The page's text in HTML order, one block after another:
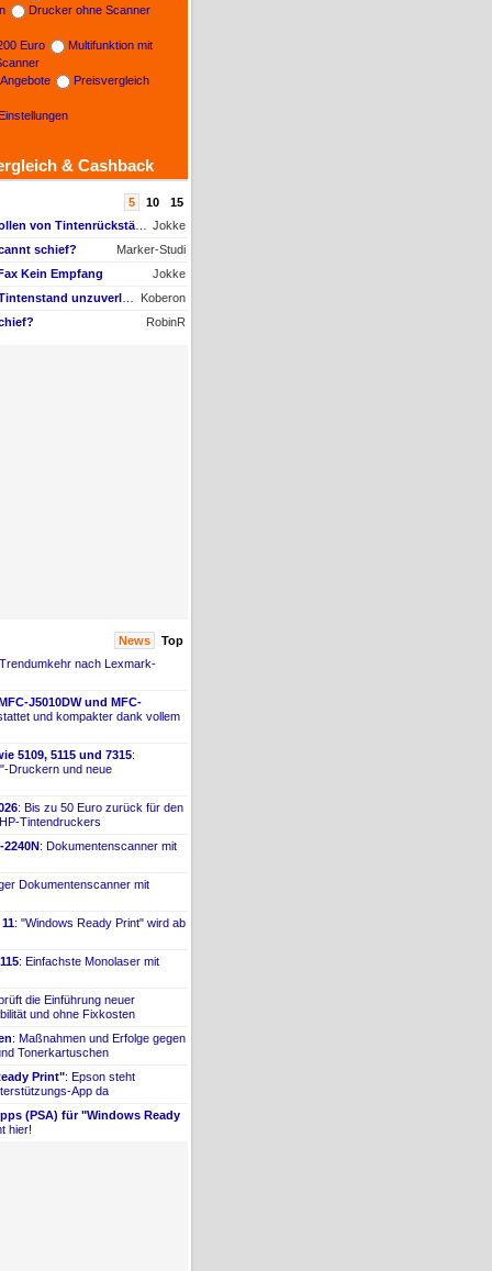
Drucker ohne Scanner
Euro
Multifunktion mit
Preisvergleich
& Cashback
5 10
15
Jokke
schief?
Marker-Studi
Kein Empfang
Jokke
Koberon
RobinR
News
Top
nach Lexmark-
​J5010DW und MFC-
und kompakter dank vollem
5109, 5115 und 7315:
​Druckern und neue
: Bis zu 50 Euro zurück für den
​Tintendruckers
​2240N : Dokumentenscanner mit
Dokumentenscanner mit
: "Windows Ready Print" wird ab
: Einfachste Monolaser mit
die Einführung neuer
und ohne Fixkosten
: Maßnahmen und Erfolge gegen
Tonerkartuschen
Print": Epson steht
​App da
(PSA) für "Windows Ready
hier!